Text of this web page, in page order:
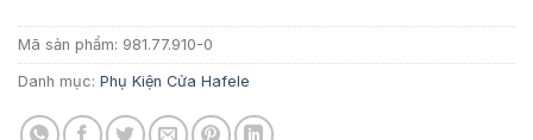
Mã sản phẩm: 981.77.910-0
Danh mục: Phụ Kiện Cửa Hafele